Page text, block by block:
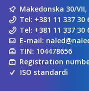
Makedonska 30/
Tel: +381 11 337 30
Tel: +381 11 337 30
E-mail:
TIN: 104478656
Registration
ISO standardi